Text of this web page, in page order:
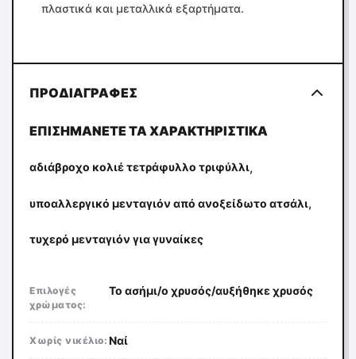
πλαστικά και μεταλλικά εξαρτήματα.
ΠΡΟΔΙΑΓΡΑΦΈΣ
ΕΠΙΣΗΜΆΝΕΤΕ ΤΑ ΧΑΡΑΚΤΗΡΙΣΤΙΚΆ
αδιάβροχο κολιέ τετράφυλλο τριφύλλι,
υποαλλεργικό μενταγιόν από ανοξείδωτο ατσάλι,
τυχερό μενταγιόν για γυναίκες
Επιλογές
χρώματος:
Το ασήμι/ο χρυσός/αυξήθηκε χρυσός
Χωρίς νικέλιο: Ναί